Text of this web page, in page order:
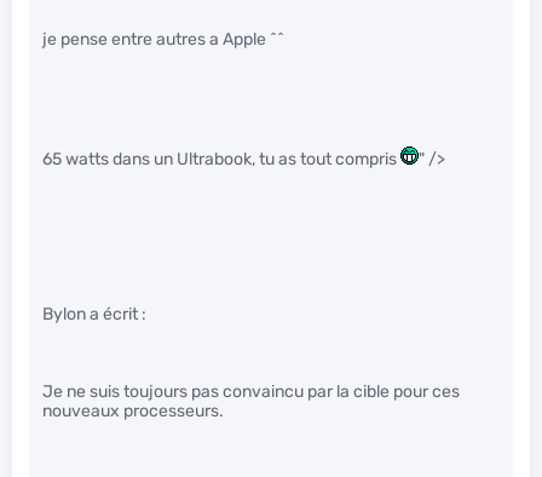
je pense entre autres a Apple ^^
65 watts dans un Ultrabook, tu as tout compris " />
Bylon a écrit :
Je ne suis toujours pas convaincu par la cible pour ces
nouveaux processeurs.